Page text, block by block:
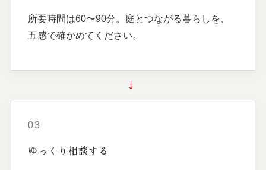
所要時間は60〜90分。庭とつながる暮らしを、
五感で確かめてください。
→
03
ゆっくり相談する